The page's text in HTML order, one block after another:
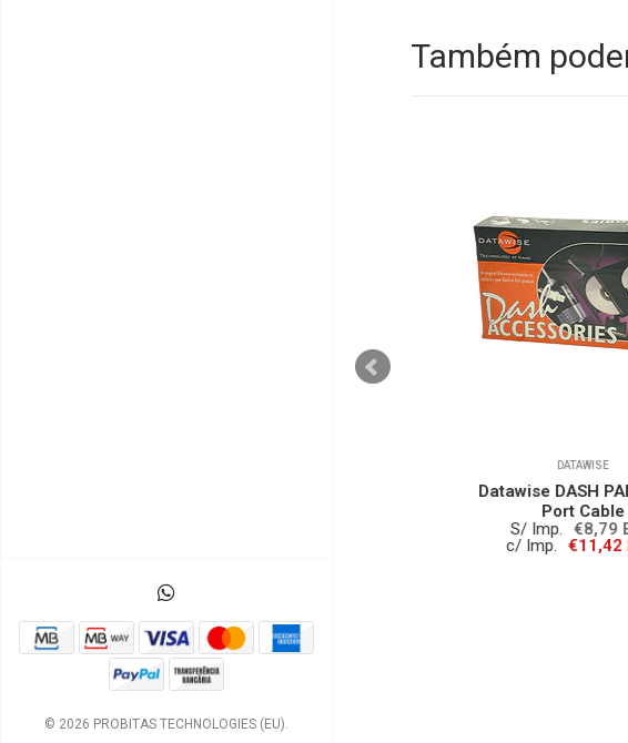
© 2026 PROBITAS TECHNOLOGIES (EU).
Também
DATAWISE
Datawise DASH
Port Cable
S/ Imp. €8,79
c/ Imp. €11,42
ços a 0 -->